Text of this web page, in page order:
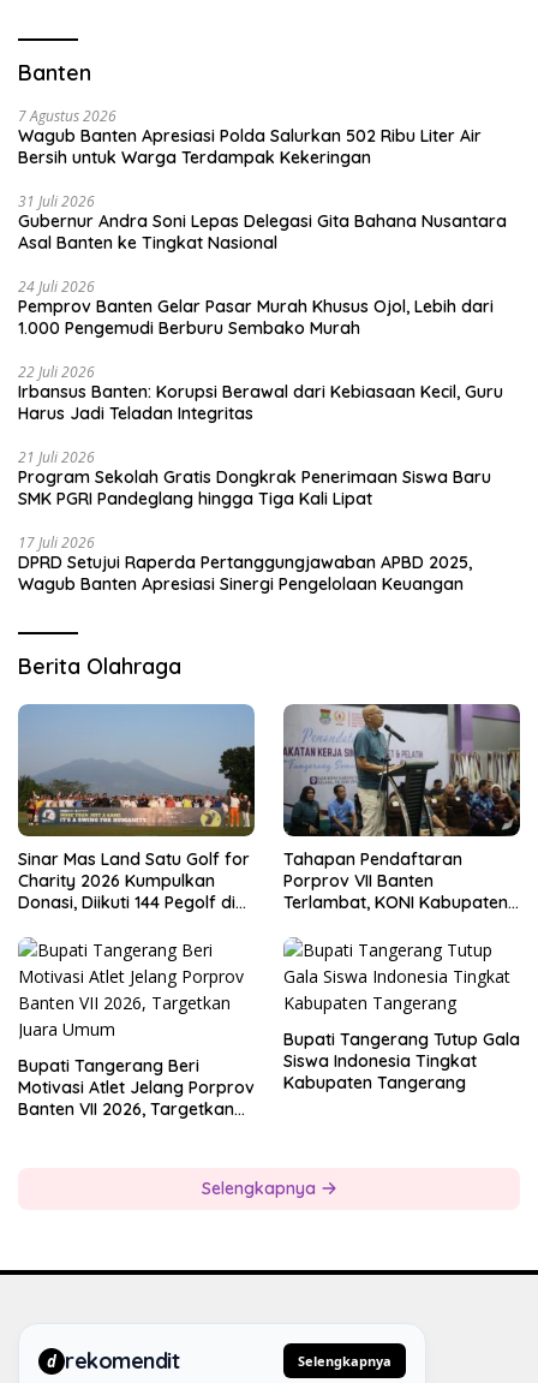
Banten
7 Agustus 2026
Wagub Banten Apresiasi Polda Salurkan 502 Ribu Liter Air
Bersih untuk Warga Terdampak Kekeringan
31 Juli 2026
Gubernur Andra Soni Lepas Delegasi Gita Bahana Nusantara
Asal Banten ke Tingkat Nasional
24 Juli 2026
Pemprov Banten Gelar Pasar Murah Khusus Ojol, Lebih dari
1.000 Pengemudi Berburu Sembako Murah
22 Juli 2026
Irbansus Banten: Korupsi Berawal dari Kebiasaan Kecil, Guru
Harus Jadi Teladan Integritas
21 Juli 2026
Program Sekolah Gratis Dongkrak Penerimaan Siswa Baru
SMK PGRI Pandeglang hingga Tiga Kali Lipat
17 Juli 2026
DPRD Setujui Raperda Pertanggungjawaban APBD 2025,
Wagub Banten Apresiasi Sinergi Pengelolaan Keuangan
Berita Olahraga
Sinar Mas Land Satu Golf for
Charity 2026 Kumpulkan
Donasi, Diikuti 144 Pegolf di
Tahapan Pendaftaran
Porprov VII Banten
Terlambat, KONI Kabupaten
Kesiapan Panitia
Bupati Tangerang Beri
Motivasi Atlet Jelang Porprov
Banten VII 2026, Targetkan
Bupati Tangerang Tutup Gala
Siswa Indonesia Tingkat
Kabupaten Tangerang
Selengkapnya
d rekomendit Selengkapnya